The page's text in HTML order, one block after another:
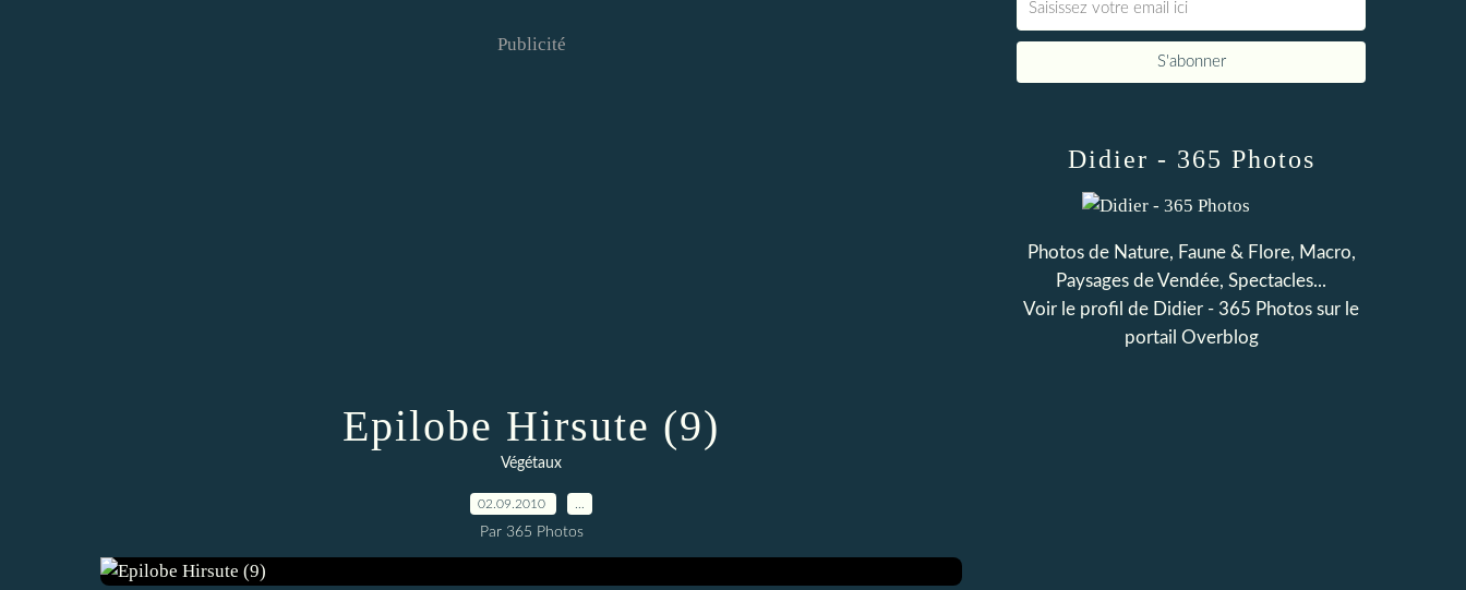
Publicité
Epilobe Hirsute (9)
Végétaux
02.09.2010
Par 365 Photos
Didier - 365 Photos
Photos de Nature, Faune & Flore, Macro,
Paysages de Vendée, Spectacles...
Voir le profil de Didier - 365 Photos sur le
portail Overblog